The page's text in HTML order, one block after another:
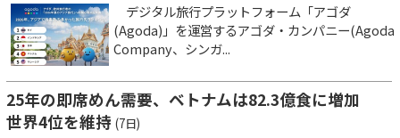
デジタル旅行プラットフォーム「アゴダ
(Agoda)」を運営するアゴダ・カンパニー(Agoda
Company、シンガ...
25年の即席めん需要、ベトナムは82.3億食に増加
世界4位を維持 (7日)